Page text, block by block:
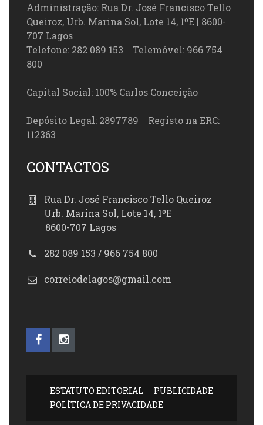
Administração: Rua Dr. José Francisco Tello
Queiroz, Urb. Marina Sol, Lote 14, 1ºE | 8600-
707 Lagos
Telefone: 282 089 153 Telemóvel: 966 754
800
Capital Social: 100% Carlos Conceição
Depósito Legal: 2897789 Registo na ERC:
112363
CONTACTOS
Rua Dr. José Francisco Tello Queiroz
Urb. Marina Sol, Lote 14, 1ºE
8600-707 Lagos
282 089 153 / 966 754 800
correiodelagos@gmail.com
ESTATUTO EDITORIAL
PUBLICIDADE
POLÍTICA DE PRIVACIDADE